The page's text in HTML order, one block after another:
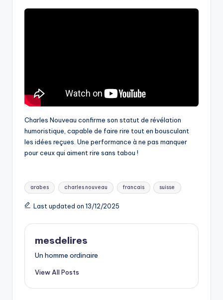
Charles Nouveau confirme son statut de révélation
humoristique, capable de faire rire tout en bousculant
les idées reçues. Une performance à ne pas manquer
pour ceux qui aiment rire sans tabou !
Tags:
arabes charles nouveau francais suisse
Last updated on 13/12/2025
mesdelires
Un homme ordinaire
View All Posts